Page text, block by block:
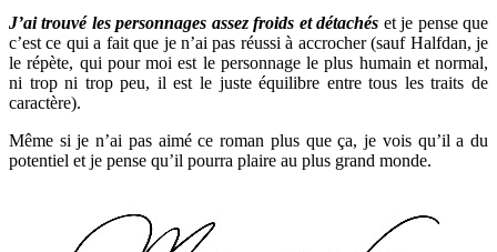
J’ai trouvé les personnages assez froids et détachés et je pense que
c’est ce qui a fait que je n’ai pas réussi à accrocher (sauf Halfdan, je
le répète, qui pour moi est le personnage le plus humain et normal,
ni trop ni trop peu, il est le juste équilibre entre tous les traits de
caractère).
Même si je n’ai pas aimé ce roman plus que ça, je vois qu’il a du
potentiel et je pense qu’il pourra plaire au plus grand monde.